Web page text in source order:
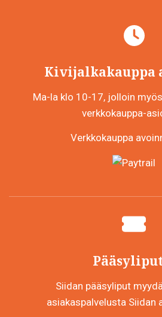
Kivijalkakauppa
Ma-la klo 10-17, jolloin
verkkokauppa-
Verkkokauppa
Pääsyliput
Siidan pääsyliput
asiakaspalvelusta Siidan